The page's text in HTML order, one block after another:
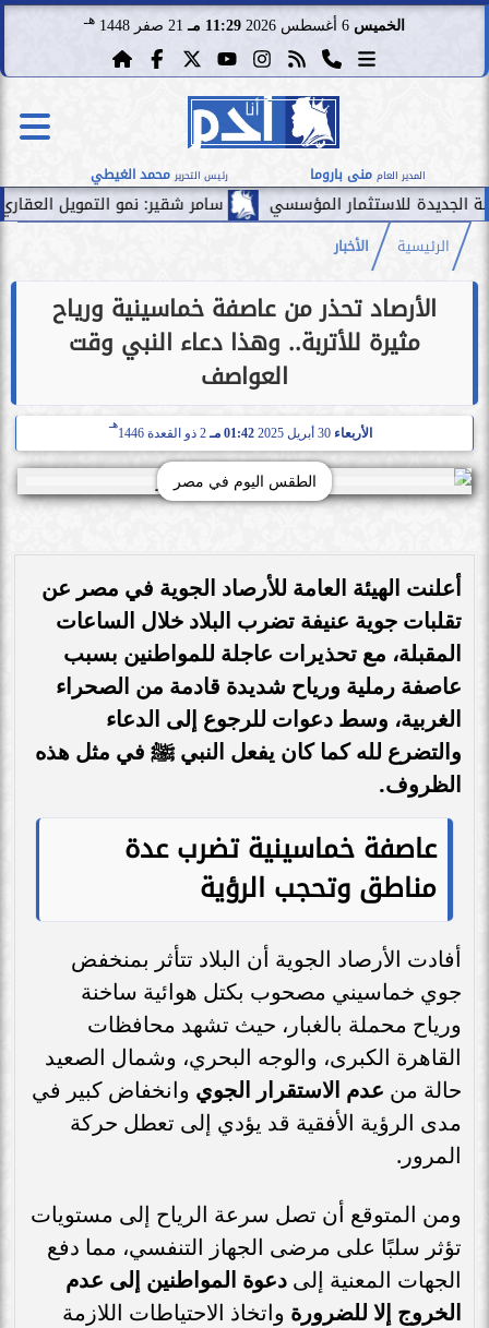
الخميس 11:29 مـ 21 صفر 1448 هـ
المدير العام منى باروما رئيس التحرير محمد الغيطي
سامر شقير: نمو التمويل العقاري إلى 5.7 مليار ريال يُعزِّز جاذبية الاستثمار... للاستثمار المؤسسي
الرئيسية الأخبار
الأرصاد تحذر من عاصفة خماسينية ورياح
مثيرة للأتربة.. وهذا دعاء النبي وقت
العواصف
الأربعاء 30 أبريل 2025 01:42 مـ 2 ذو القعدة 1446
هـ
الطقس اليوم في مصر
أعلنت الهيئة العامة للأرصاد الجوية في مصر عن
تقلبات جوية عنيفة تضرب البلاد خلال الساعات
المقبلة، مع تحذيرات عاجلة للمواطنين بسبب
عاصفة رملية ورياح شديدة قادمة من الصحراء
الغربية، وسط دعوات للرجوع إلى الدعاء
والتضرع لله كما كان يفعل النبي ﷺ في مثل هذه
الظروف.
عاصفة خماسينية تضرب عدة
مناطق وتحجب الرؤية
أفادت الأرصاد الجوية أن البلاد تتأثر بمنخفض
جوي خماسيني مصحوب بكتل هوائية ساخنة
ورياح محملة بالغبار، حيث تشهد محافظات
القاهرة الكبرى، والوجه البحري، وشمال الصعيد
حالة من عدم الاستقرار الجوي وانخفاض كبير في
مدى الرؤية الأفقية قد يؤدي إلى تعطل حركة
المرور.
ومن المتوقع أن تصل سرعة الرياح إلى مستويات
تؤثر سلبًا على مرضى الجهاز التنفسي، مما دفع
الجهات المعنية إلى دعوة المواطنين إلى عدم
الخروج إلا للضرورة واتخاذ الاحتياطات اللازمة